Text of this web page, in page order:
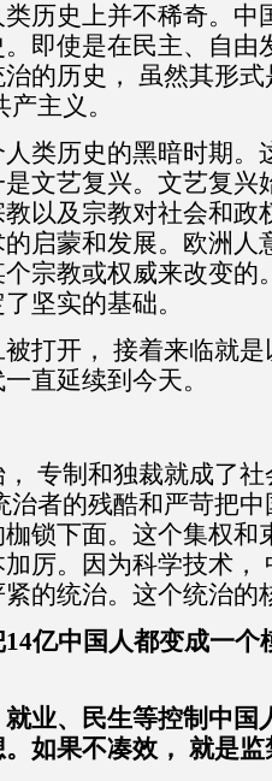
历史上并不稀奇。中
即使是在民主、自由
的历史， 虽然其形
主义。
类历史的黑暗时期。
文艺复兴。文艺复兴
以及宗教对社会和政
启蒙和发展。欧洲人
宗教或权威来改变的
坚实的基础。
打开， 接着来临就
直延续到今天。
专制和独裁就成了
治者的残酷和严苛把
锁下面。这个集权和
厉。因为科学技术，
的统治。这个统治的
亿中国人都变成一个
业、民生等控制中国
如果不凑效， 就是